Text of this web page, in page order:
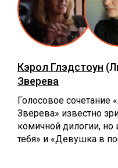
Кэрол Глэдстоун
Зверева
Голосовое сочетание
Зверева» известно
комичной дилогии,
тебя» и «Девушка в